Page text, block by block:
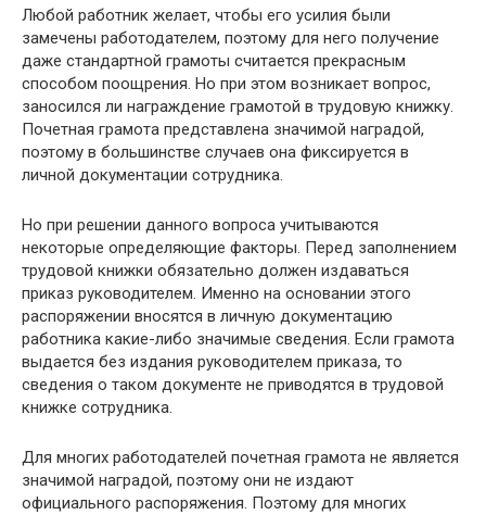
Любой работник желает, чтобы его усилия были
замечены работодателем, поэтому для него получение
даже стандартной грамоты считается прекрасным
способом поощрения. Но при этом возникает вопрос,
заносился ли награждение грамотой в трудовую книжку.
Почетная грамота представлена значимой наградой,
поэтому в большинстве случаев она фиксируется в
личной документации сотрудника.
Но при решении данного вопроса учитываются
некоторые определяющие факторы. Перед заполнением
трудовой книжки обязательно должен издаваться
приказ руководителем. Именно на основании этого
распоряжении вносятся в личную документацию
работника какие-либо значимые сведения. Если грамота
выдается без издания руководителем приказа, то
сведения о таком документе не приводятся в трудовой
книжке сотрудника.
Для многих работодателей почетная грамота не является
значимой наградой, поэтому они не издают
официального распоряжения. Поэтому для многих